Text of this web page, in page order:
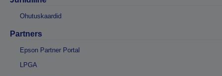
Ohutuskaardid
Partners
Epson Partner Portal
LPGA